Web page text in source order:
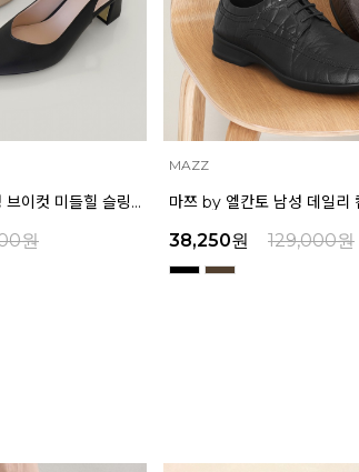
마쯔 by 엘칸토 남성 데일리 컴포트화 4cm LCMF95M111
원
MAZZ
38,250원 129,000원